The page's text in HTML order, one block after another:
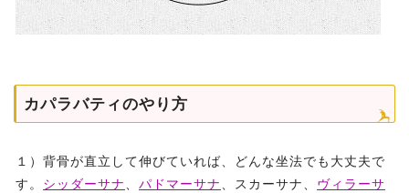
カパラバティのやり方
１）背骨が直立して伸びていれば、どんな坐法でも大丈夫で
す。 シッダーサナ パドマーサナ 、スカーサナ、 ヴィラーサ